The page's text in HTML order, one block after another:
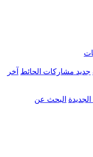
جديد مشاركات الحائط آخر
البحث عن